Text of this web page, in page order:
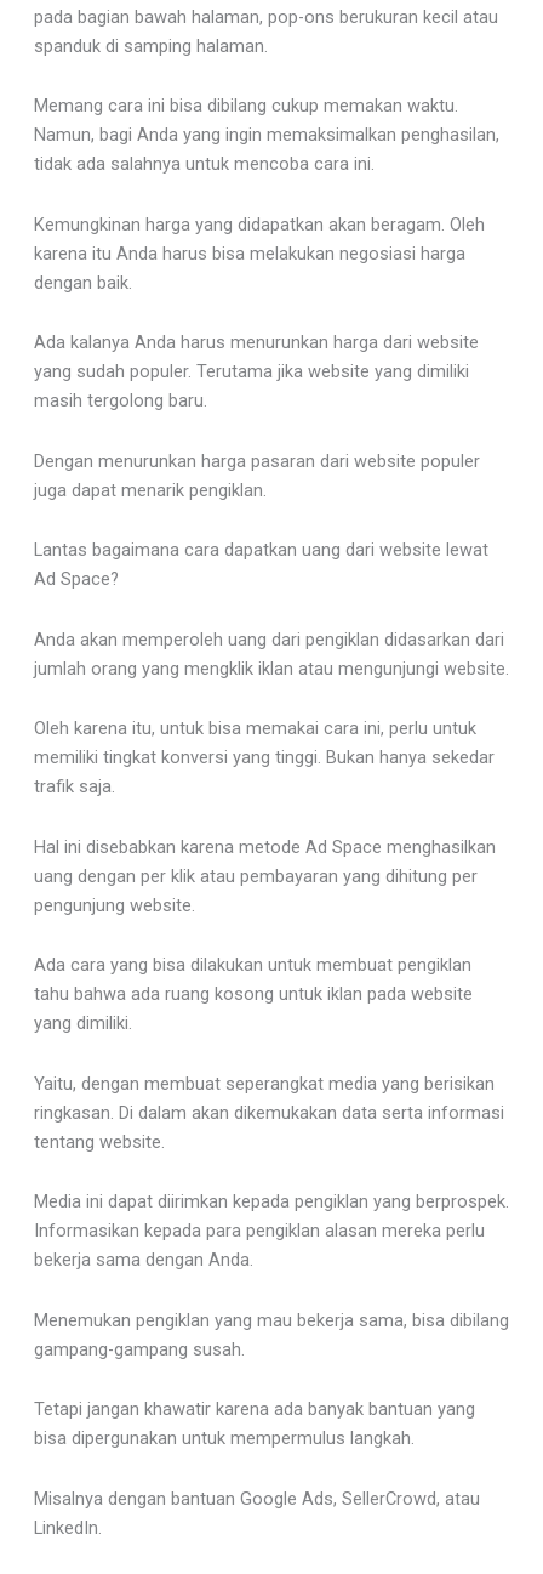
pada bagian bawah halaman, pop-ons berukuran kecil atau
spanduk di samping halaman.
Memang cara ini bisa dibilang cukup memakan waktu.
Namun, bagi Anda yang ingin memaksimalkan penghasilan,
tidak ada salahnya untuk mencoba cara ini.
Kemungkinan harga yang didapatkan akan beragam. Oleh
karena itu Anda harus bisa melakukan negosiasi harga
dengan baik.
Ada kalanya Anda harus menurunkan harga dari website
yang sudah populer. Terutama jika website yang dimiliki
masih tergolong baru.
Dengan menurunkan harga pasaran dari website populer
juga dapat menarik pengiklan.
Lantas bagaimana cara dapatkan uang dari website lewat
Ad Space?
Anda akan memperoleh uang dari pengiklan didasarkan dari
jumlah orang yang mengklik iklan atau mengunjungi website.
Oleh karena itu, untuk bisa memakai cara ini, perlu untuk
memiliki tingkat konversi yang tinggi. Bukan hanya sekedar
trafik saja.
Hal ini disebabkan karena metode Ad Space menghasilkan
uang dengan per klik atau pembayaran yang dihitung per
pengunjung website.
Ada cara yang bisa dilakukan untuk membuat pengiklan
tahu bahwa ada ruang kosong untuk iklan pada website
yang dimiliki.
Yaitu, dengan membuat seperangkat media yang berisikan
ringkasan. Di dalam akan dikemukakan data serta informasi
tentang website.
Media ini dapat diirimkan kepada pengiklan yang berprospek.
Informasikan kepada para pengiklan alasan mereka perlu
bekerja sama dengan Anda.
Menemukan pengiklan yang mau bekerja sama, bisa dibilang
gampang-gampang susah.
Tetapi jangan khawatir karena ada banyak bantuan yang
bisa dipergunakan untuk mempermulus langkah.
Misalnya dengan bantuan Google Ads, SellerCrowd, atau
LinkedIn.